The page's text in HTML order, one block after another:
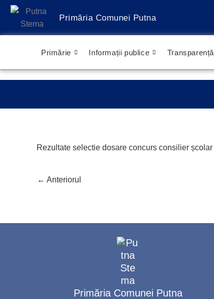
Treci
conținut
Primăria Comunei Putna
Primărie Informații publice
Rezultate selectie dosare concurs consilier
← Anteriorul
Primăria Comunei Putna